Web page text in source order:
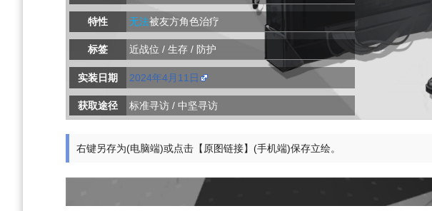
特性 无法被友方角色治疗
标签 近战位 / 生存 / 防护
实装日期 2024年4月11日
获取途径 标准寻访 / 中坚寻访
右键另存为(电脑端)或点击【原图链接】(手机端)保存立绘。